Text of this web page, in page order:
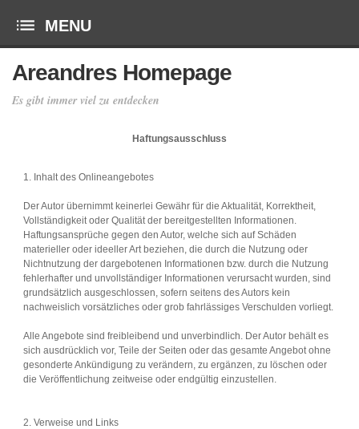
Areandres Homepage
Es gibt immer viel zu entdecken
Haftungsausschluss
1. Inhalt des Onlineangebotes
Der Autor übernimmt keinerlei Gewähr für die Aktualität, Korrektheit,
Vollständigkeit oder Qualität der bereitgestellten Informationen.
Haftungsansprüche gegen den Autor, welche sich auf Schäden
materieller oder ideeller Art beziehen, die durch die Nutzung oder
Nichtnutzung der dargebotenen Informationen bzw. durch die Nutzung
fehlerhafter und unvollständiger Informationen verursacht wurden, sind
grundsätzlich ausgeschlossen, sofern seitens des Autors kein
nachweislich vorsätzliches oder grob fahrlässiges Verschulden vorliegt.
Alle Angebote sind freibleibend und unverbindlich. Der Autor behält es
sich ausdrücklich vor, Teile der Seiten oder das gesamte Angebot ohne
gesonderte Ankündigung zu verändern, zu ergänzen, zu löschen oder
die Veröffentlichung zeitweise oder endgültig einzustellen.
2. Verweise und Links